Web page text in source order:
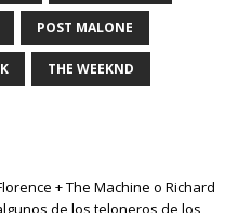
POST MALONE
THE WEEKND
+ The Machine o Richard
de los teloneros de los